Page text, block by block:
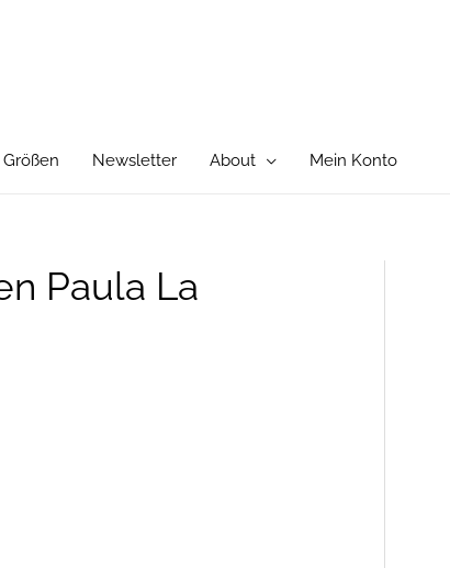
Newsletter About Mein Konto
Paula La